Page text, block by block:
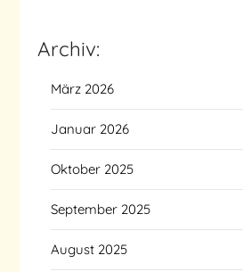
Archiv:
März 2026
Januar 2026
Oktober 2025
September 2025
August 2025